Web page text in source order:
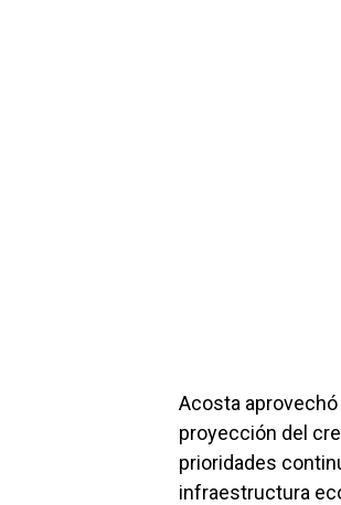
Acosta aprovechó
proyección del
prioridades
infraestructura